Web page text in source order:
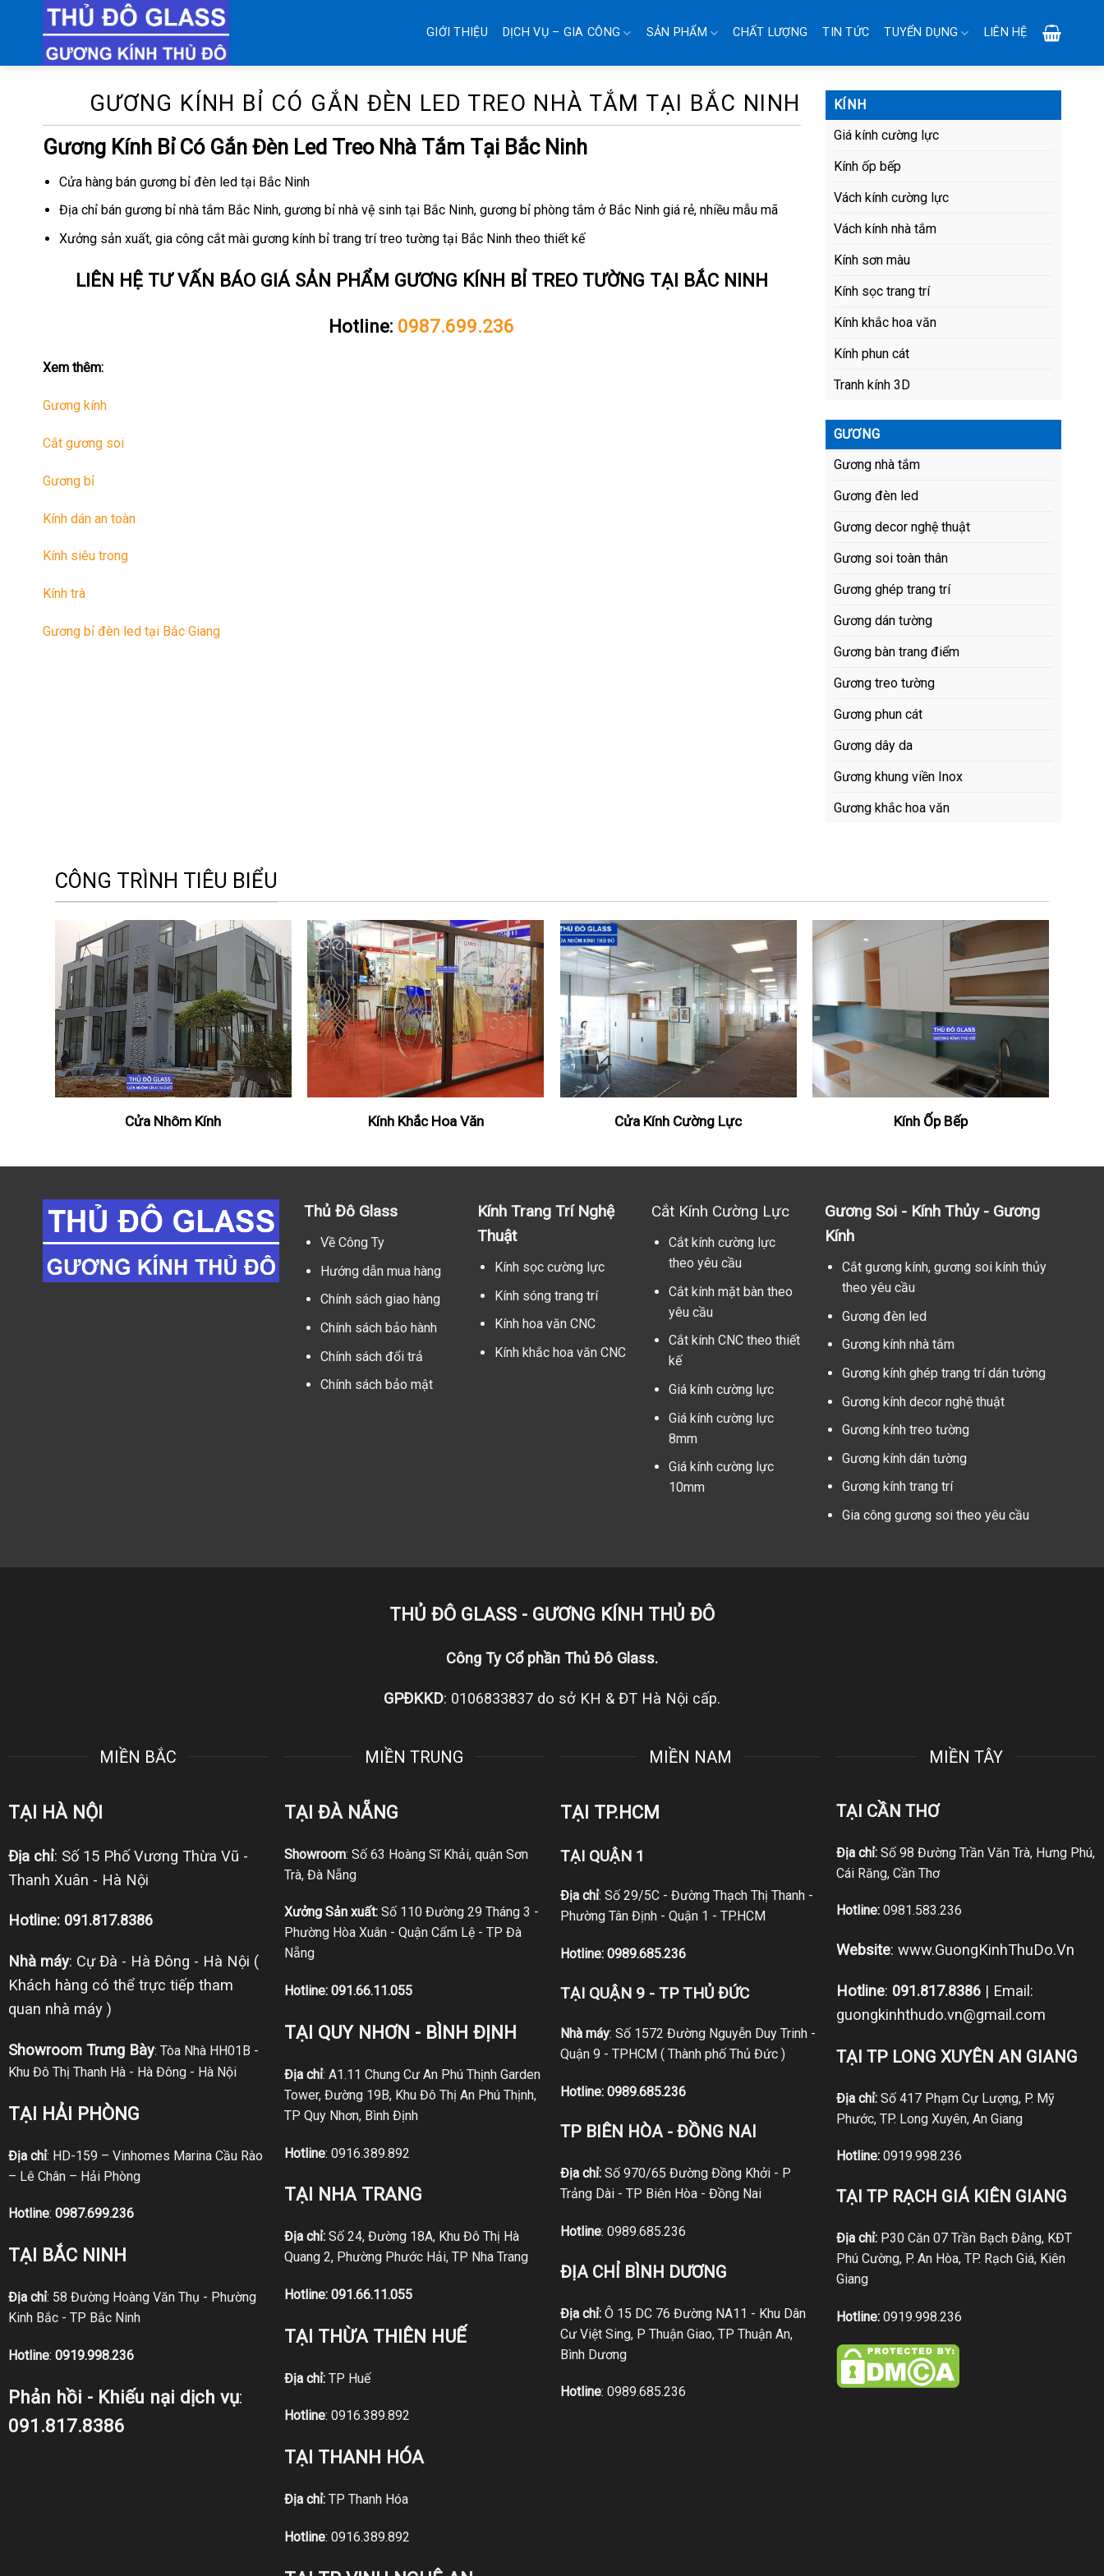
dung
GIỚI THIỆU DỊCH VỤ – GIA CÔNG SẢN PHẨM CHẤT LƯỢNG TIN TỨC TUYỂN DỤNG LIÊN HỆ
GƯƠNG KÍNH BỈ CÓ GẮN ĐÈN LED TREO NHÀ TẮM TẠI BẮC NINH
Gương Kính Bỉ Có Gắn Đèn Led Treo Nhà Tắm Tại Bắc Ninh
Cửa hàng bán gương bỉ đèn led tại Bắc Ninh
Địa chỉ bán gương bỉ nhà tắm Bắc Ninh, gương bỉ nhà vệ sinh tại Bắc Ninh, gương bỉ phòng tắm ở Bắc Ninh giá rẻ, nhiều mẫu mã
Xưởng sản xuất, gia công cắt mài gương kính bỉ trang trí treo tường tại Bắc Ninh theo thiết kế
LIÊN HỆ TƯ VẤN BÁO GIÁ SẢN PHẨM GƯƠNG KÍNH BỈ TREO TƯỜNG TẠI BẮC NINH
Hotline: 0987.699.236
Xem thêm:
Gương kính
Cắt gương soi
Gương bỉ
Kính dán an toàn
Kính siêu trong
Kính trà
Gương bỉ đèn led tại Bắc Giang
KÍNH
Giá kính cường lực
Kính ốp bếp
Vách kính cường lực
Vách kính nhà tắm
Kính sơn màu
Kính sọc trang trí
Kính khắc hoa văn
Kính phun cát
Tranh kính 3D
GƯƠNG
Gương nhà tắm
Gương đèn led
Gương decor nghệ thuật
Gương soi toàn thân
Gương ghép trang trí
Gương dán tường
Gương bàn trang điểm
Gương treo tường
Gương phun cát
Gương dây da
Gương khung viền Inox
Gương khắc hoa văn
CÔNG TRÌNH TIÊU BIỂU
Cửa Nhôm Kính Kính Khắc Hoa Văn Cửa Kính Cường Lực Kính Ốp Bếp
Thủ Đô Glass
Về Công Ty
Hướng dẫn mua hàng
Chính sách giao hàng
Chính sách bảo hành
Chính sách đổi trả
Chính sách bảo mật
Kính Trang Trí Nghệ
Thuật
Kính sọc cường lực
Kính sóng trang trí
Kính hoa văn CNC
Kính khắc hoa văn CNC
Cắt Kính Cường Lực
Cắt kính cường lực
theo yêu cầu
Cắt kính mặt bàn theo
yêu cầu
Cắt kính CNC theo thiết
kế
Giá kính cường lực
Giá kính cường lực
8mm
Giá kính cường lực
10mm
Gương Soi - Kính Thủy - Gương
Kính
Cắt gương kính, gương soi kính thủy
theo yêu cầu
Gương đèn led
Gương kính nhà tắm
Gương kính ghép trang trí dán tường
Gương kính decor nghệ thuật
Gương kính treo tường
Gương kính dán tường
Gương kính trang trí
Gia công gương soi theo yêu cầu
THỦ ĐÔ GLASS - GƯƠNG KÍNH THỦ ĐÔ
Công Ty Cổ phần Thủ Đô Glass.
GPĐKKD: 0106833837 do sở KH & ĐT Hà Nội cấp.
MIỀN BẮC
TẠI HÀ NỘI
Địa chỉ: Số 15 Phố Vương Thừa Vũ -
Thanh Xuân - Hà Nội
Hotline: 091.817.8386
Nhà máy: Cự Đà - Hà Đông - Hà Nội (
Khách hàng có thể trực tiếp tham
quan nhà máy )
Showroom Trưng Bày: Tòa Nhà HH01B -
Khu Đô Thị Thanh Hà - Hà Đông - Hà Nội
TẠI HẢI PHÒNG
Địa chỉ: HD-159 – Vinhomes Marina Cầu Rào
– Lê Chân – Hải Phòng
Hotline: 0987.699.236
TẠI BẮC NINH
Địa chỉ: 58 Đường Hoàng Văn Thụ - Phường
Kinh Bắc - TP Bắc Ninh
Hotline: 0919.998.236
Phản hồi - Khiếu nại dịch vụ:
091.817.8386
MIỀN TRUNG
TẠI ĐÀ NẴNG
Showroom: Số 63 Hoàng Sĩ Khải, quận Sơn
Trà, Đà Nẵng
Xưởng Sản xuất:Số 110 Đường 29 Tháng 3 -
Phường Hòa Xuân - Quận Cẩm Lệ - TP Đà
Nẵng
Hotline: 091.66.11.055
TẠI QUY NHƠN - BÌNH ĐỊNH
Địa chỉ: A1.11 Chung Cư An Phú Thịnh Garden
Tower, Đường 19B, Khu Đô Thị An Phú Thịnh,
TP Quy Nhơn, Bình Định
Hotline: 0916.389.892
TẠI NHA TRANG
Địa chỉ:Số 24, Đường 18A, Khu Đô Thị Hà
Quang 2, Phường Phước Hải, TP Nha Trang
Hotline: 091.66.11.055
TẠI THỪA THIÊN HUẾ
Địa chỉ:TP Huế
Hotline: 0916.389.892
TẠI THANH HÓA
Địa chỉ:TP Thanh Hóa
Hotline: 0916.389.892
MIỀN NAM
TẠI TP.HCM
TẠI QUẬN 1
Địa chỉ: Số 29/5C - Đường Thạch Thị Thanh -
Phường Tân Định - Quận 1 - TP.HCM
Hotline: 0989.685.236
TẠI QUẬN 9 - TP THỦ ĐỨC
Nhà máy: Số 1572 Đường Nguyễn Duy Trinh -
Quận 9 - TPHCM ( Thành phố Thủ Đức )
Hotline: 0989.685.236
TP BIÊN HÒA - ĐỒNG NAI
Địa chỉ:Số 970/65 Đường Đồng Khởi - P
Trảng Dài - TP Biên Hòa - Đồng Nai
Hotline: 0989.685.236
ĐỊA CHỈ BÌNH DƯƠNG
Địa chỉ:Ô 15 DC 76 Đường NA11 - Khu Dân
Cư Việt Sing, P Thuận Giao, TP Thuận An,
Bình Dương
Hotline: 0989.685.236
MIỀN TÂY
TẠI CẦN THƠ
Địa chỉ:Số 98 Đường Trần Văn Trà, Hưng Phú,
Cái Răng, Cần Thơ
Hotline: 0981.583.236
Website: www.GuongKinhThuDo.Vn
Hotline: 091.817.8386| Email:
guongkinhthudo.vn@gmail.com
TẠI TP LONG XUYÊN AN GIANG
Địa chỉ:Số 417 Phạm Cự Lượng, P. Mỹ
Phước, TP. Long Xuyên, An Giang
Hotline: 0919.998.236
TẠI TP RẠCH GIÁ KIÊN GIANG
Địa chỉ:P30 Căn 07 Trần Bạch Đằng, KĐT
Phú Cường, P. An Hòa, TP. Rạch Giá, Kiên
Giang
Hotline: 0919.998.236